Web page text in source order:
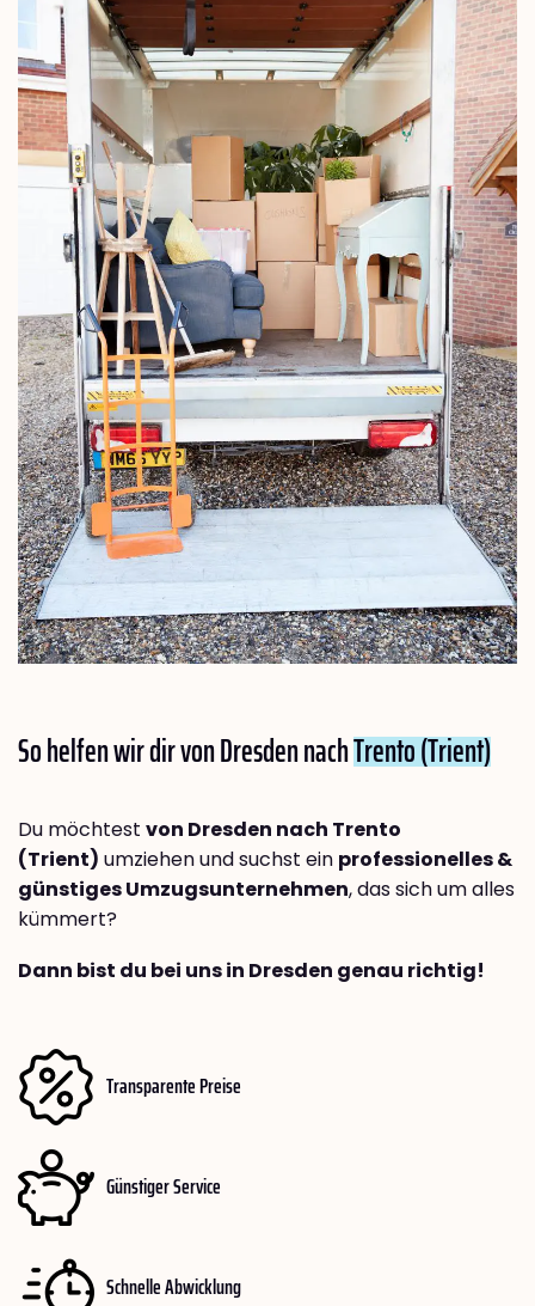
So helfen wir dir von Dresden nachTrento (Trient)
Du möchtest von Dresden nach Trento
(Trient) umziehen und suchst ein professionelles &
günstiges Umzugsunternehmen, das sich um alles
kümmert?
Dann bist du bei uns in Dresden genau richtig!
Transparente Preise
Günstiger Service
Schnelle Abwicklung